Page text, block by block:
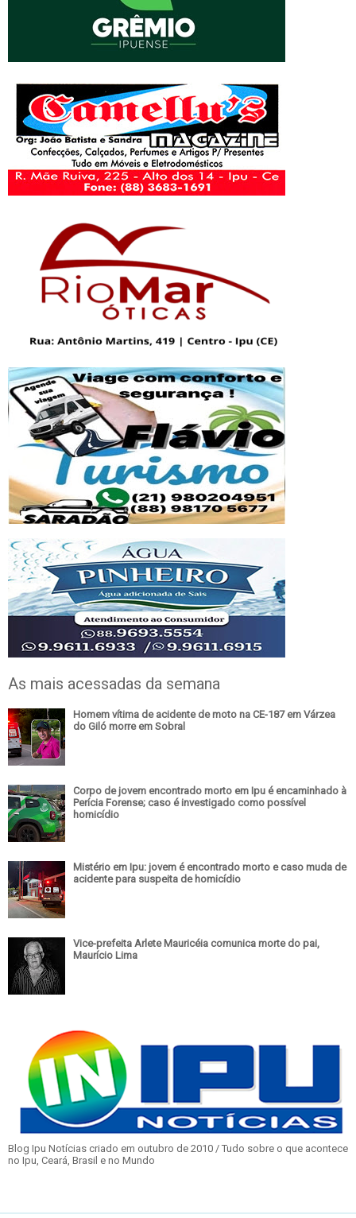
As mais acessadas da semana
Homem vítima de acidente de moto na CE-187 em Várzea
do Giló morre em Sobral
Corpo de jovem encontrado morto em Ipu é encaminhado à
Perícia Forense; caso é investigado como possível
homicídio
Mistério em Ipu: jovem é encontrado morto e caso muda de
acidente para suspeita de homicídio
Vice-prefeita Arlete Mauricéia comunica morte do pai,
Maurício Lima
Blog Ipu Notícias criado em outubro de 2010 / Tudo sobre o que acontece
no Ipu, Ceará, Brasil e no Mundo